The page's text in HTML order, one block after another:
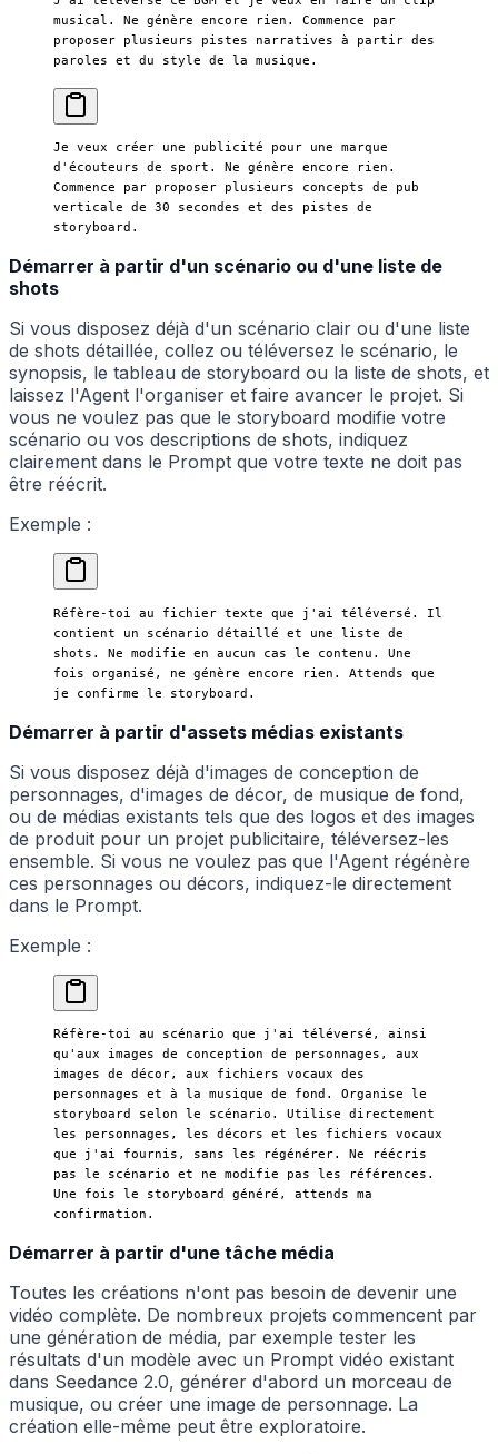
musical. Ne génère encore rien. Commence par
proposer plusieurs pistes narratives à partir des
paroles et du style de la musique.
Je veux créer une publicité pour une marque
d'écouteurs de sport. Ne génère encore rien.
Commence par proposer plusieurs concepts de pub
verticale de 30 secondes et des pistes de
storyboard.
Démarrer à partir d'un scénario ou d'une liste de
shots
Si vous disposez déjà d'un scénario clair ou d'une liste
de shots détaillée, collez ou téléversez le scénario, le
synopsis, le tableau de storyboard ou la liste de shots, et
laissez l'Agent l'organiser et faire avancer le projet. Si
vous ne voulez pas que le storyboard modifie votre
scénario ou vos descriptions de shots, indiquez
clairement dans le Prompt que votre texte ne doit pas
être réécrit.
Exemple :
Réfère-toi au fichier texte que j'ai téléversé. Il
contient un scénario détaillé et une liste de
shots. Ne modifie en aucun cas le contenu. Une
fois organisé, ne génère encore rien. Attends que
je confirme le storyboard.
Démarrer à partir d'assets médias existants
Si vous disposez déjà d'images de conception de
personnages, d'images de décor, de musique de fond,
ou de médias existants tels que des logos et des images
de produit pour un projet publicitaire, téléversez-les
ensemble. Si vous ne voulez pas que l'Agent régénère
ces personnages ou décors, indiquez-le directement
dans le Prompt.
Exemple :
Réfère-toi au scénario que j'ai téléversé, ainsi
qu'aux images de conception de personnages, aux
images de décor, aux fichiers vocaux des
personnages et à la musique de fond. Organise le
storyboard selon le scénario. Utilise directement
les personnages, les décors et les fichiers vocaux
que j'ai fournis, sans les régénérer. Ne réécris
pas le scénario et ne modifie pas les références.
Une fois le storyboard généré, attends ma
confirmation.
Démarrer à partir d'une tâche média
Toutes les créations n'ont pas besoin de devenir une
vidéo complète. De nombreux projets commencent par
une génération de média, par exemple tester les
résultats d'un modèle avec un Prompt vidéo existant
dans Seedance 2.0, générer d'abord un morceau de
musique, ou créer une image de personnage. La
création elle-même peut être exploratoire.